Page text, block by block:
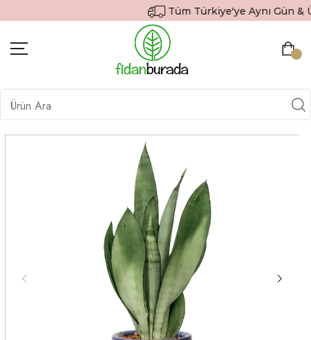
Tüm Türkiye'ye Aynı Gün &
BITKILER
İÇ MEKAN BITKILERI
DEKORATIF SAKSILI BITKILER
TOPRAK & GÜBRE